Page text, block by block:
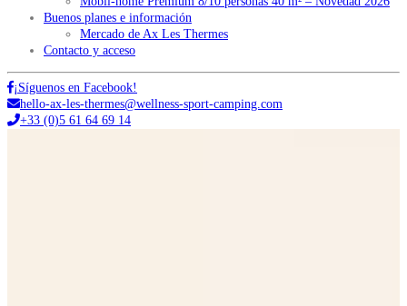
Buenos planes e información
Mercado de Ax Les Thermes
Contacto y acceso
¡Síguenos en Facebook!
hello-ax-les-thermes@wellness-sport-camping.com
+33 (0)5 61 64 69 14